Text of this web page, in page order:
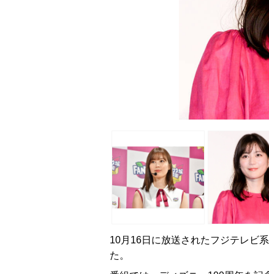
10月16日に放送されたフジテレビ
た。